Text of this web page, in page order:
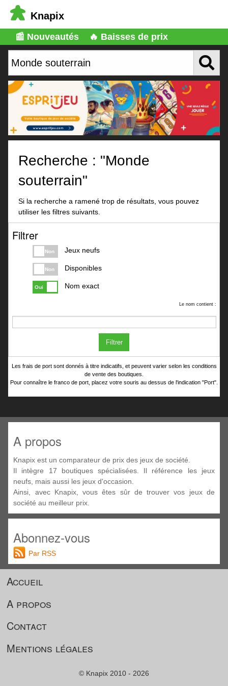
Knapix
📰 Nouveautés 🔥 Baisses de prix
Recherche : "Monde
souterrain"
Si la recherche a ramené trop de résultats, vous pouvez
utiliser les filtres suivants.
Filtrer
Non Jeux neufs
Non Disponibles
Oui Nom exact
Le nom contient :
Filtrer
Les frais de port sont donnés à titre indicatifs, et peuvent varier selon les conditions
de vente des boutiques.
Pour connaître le franco de port, placez votre souris au dessus de l'indication "Port".
A propos
Knapix est un comparateur de prix des jeux de société.
Il intègre 17 boutiques spécialisées. Il référence les jeux
neufs, mais aussi les jeux d'occasion.
Ainsi, avec Knapix, vous êtes sûr de trouver vos jeux de
société au meilleur prix.
Abonnez-vous
Par RSS
Accueil
A propos
Contact
Mentions légales
© Knapix 2010 - 2026